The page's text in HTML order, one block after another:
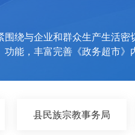
绕与企业和群众生产生
能，丰富完善《政务超市
县民族宗教事务局